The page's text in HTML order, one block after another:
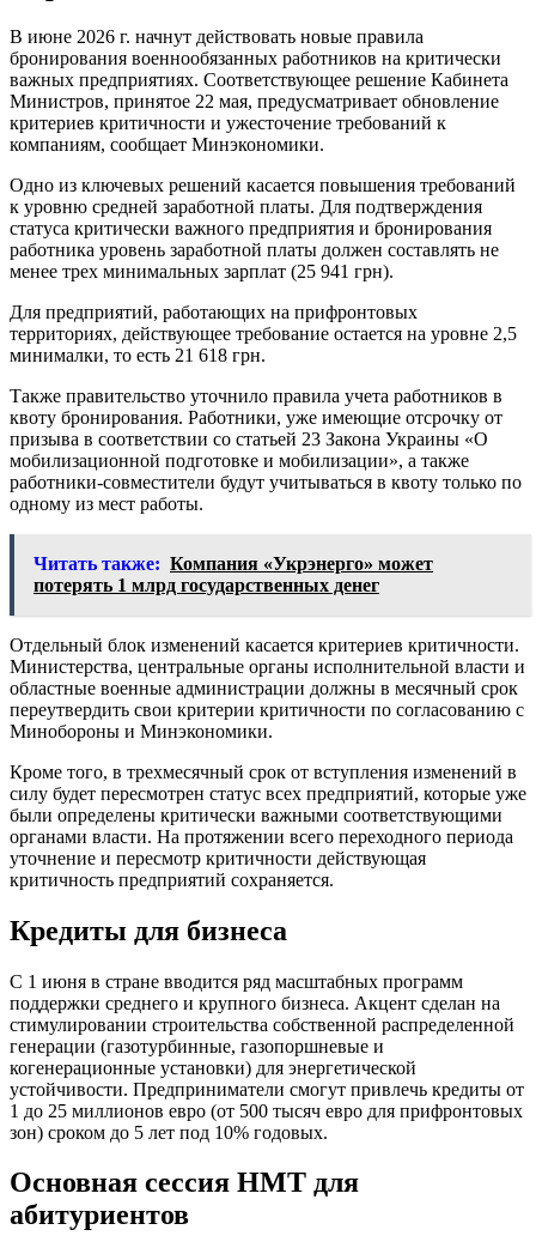
В июне 2026 г. начнут действовать новые правила
бронирования военнообязанных работников на критически
важных предприятиях. Соответствующее решение Кабинета
Министров, принятое 22 мая, предусматривает обновление
критериев критичности и ужесточение требований к
компаниям, сообщает Минэкономики.
Одно из ключевых решений касается повышения требований
к уровню средней заработной платы. Для подтверждения
статуса критически важного предприятия и бронирования
работника уровень заработной платы должен составлять не
менее трех минимальных зарплат (25 941 грн).
Для предприятий, работающих на прифронтовых
территориях, действующее требование остается на уровне 2,5
минималки, то есть 21 618 грн.
Также правительство уточнило правила учета работников в
квоту бронирования. Работники, уже имеющие отсрочку от
призыва в соответствии со статьей 23 Закона Украины «О
мобилизационной подготовке и мобилизации», а также
работники-совместители будут учитываться в квоту только по
одному из мест работы.
Читать также: Компания «Укрэнерго» может
потерять 1 млрд государственных денег
Отдельный блок изменений касается критериев критичности.
Министерства, центральные органы исполнительной власти и
областные военные администрации должны в месячный срок
переутвердить свои критерии критичности по согласованию с
Минобороны и Минэкономики.
Кроме того, в трехмесячный срок от вступления изменений в
силу будет пересмотрен статус всех предприятий, которые уже
были определены критически важными соответствующими
органами власти. На протяжении всего переходного периода
уточнение и пересмотр критичности действующая
критичность предприятий сохраняется.
Кредиты для бизнеса
С 1 июня в стране вводится ряд масштабных программ
поддержки среднего и крупного бизнеса. Акцент сделан на
стимулировании строительства собственной распределенной
генерации (газотурбинные, газопоршневые и
когенерационные установки) для энергетической
устойчивости. Предприниматели смогут привлечь кредиты от
1 до 25 миллионов евро (от 500 тысяч евро для прифронтовых
зон) сроком до 5 лет под 10% годовых.
Основная сессия НМТ для
абитуриентов